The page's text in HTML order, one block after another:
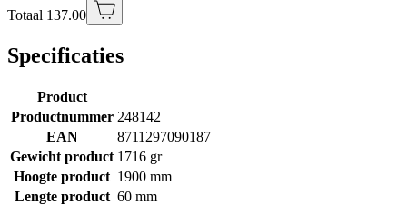
Totaal 137.00
Specificaties
Product
Productnummer 248142
EAN
8711297090187
Gewicht product 1716 gr
Hoogte product 1900 mm
Lengte product 60 mm